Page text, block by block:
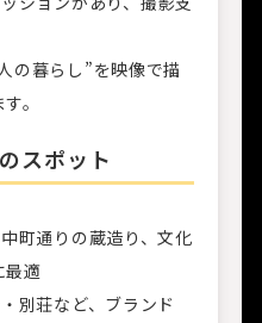
の暮らし”を映像で描
。
スポット
町通りの蔵造り、文化
最適
別荘など、ブランド